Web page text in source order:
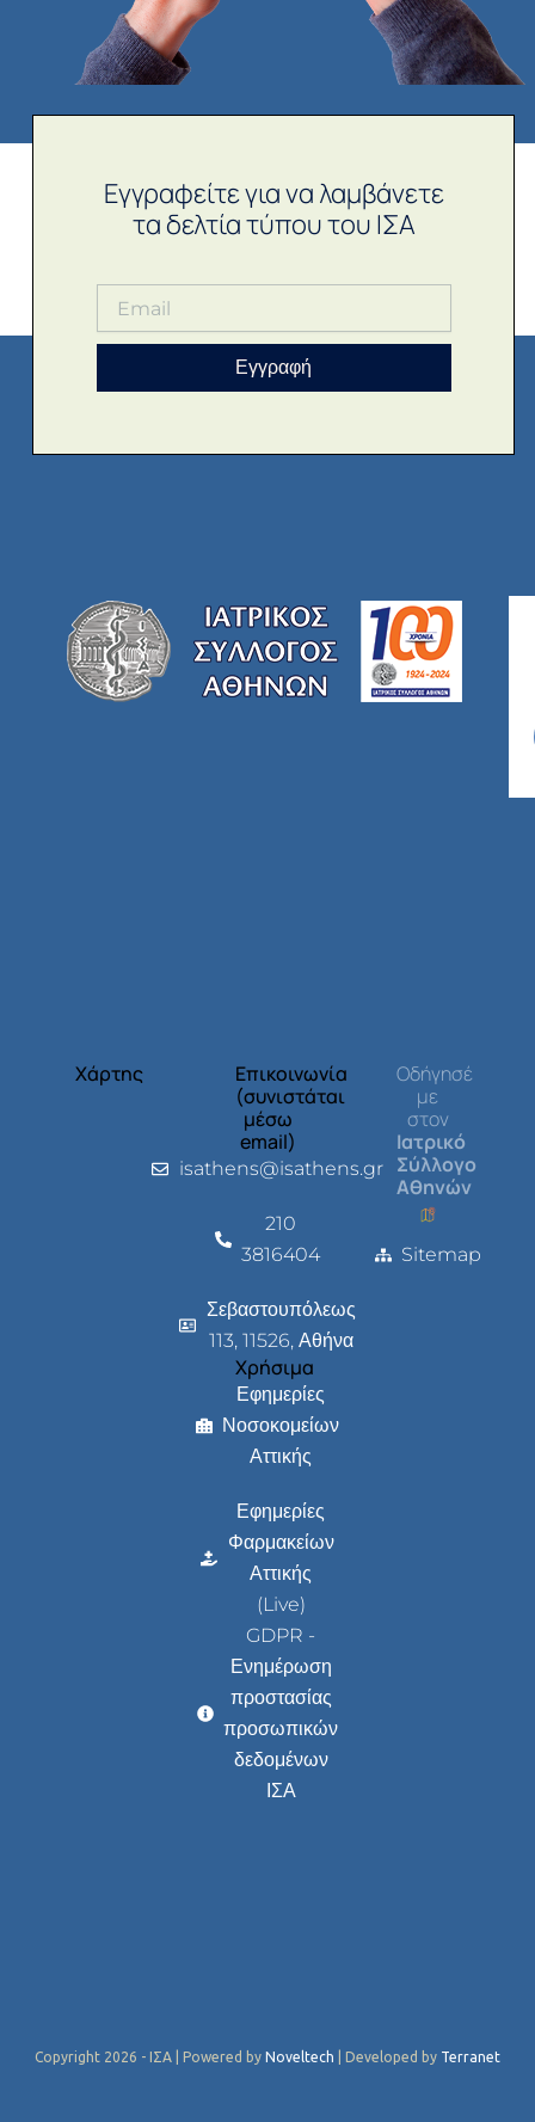
Εγγραφείτε για να λαμβάνετε
τα δελτία τύπου του ΙΣΑ
Εγγραφή
Χάρτης
Επικοινωνία
(συνιστάται
μέσω
email)
isathens@isathens.gr
210
3816404
Σεβαστουπόλεως
113, 11526, Αθήνα
Χρήσιμα
Εφημερίες
Νοσοκομείων
Αττικής
Εφημερίες
Φαρμακείων
Αττικής
(Live)
GDPR -
Ενημέρωση
προστασίας
προσωπικών
δεδομένων
ΙΣΑ
Οδήγησέ
με
στον
Ιατρικό
Σύλλογο
Αθηνών
Sitemap
Copyright 2026 - ΙΣΑ | Powered by Noveltech | Developed by Terranet